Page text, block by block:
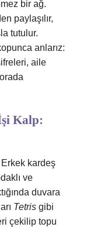
bir ağ.
paylaşılır,
tutulur.
anlarız:
aile
Kalp:
Erkek kardeş
ve
duvara
Tetris gibi
çekilip topu